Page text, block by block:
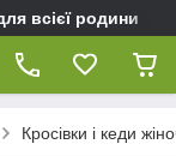
всієї родини
Кросівки і кеди